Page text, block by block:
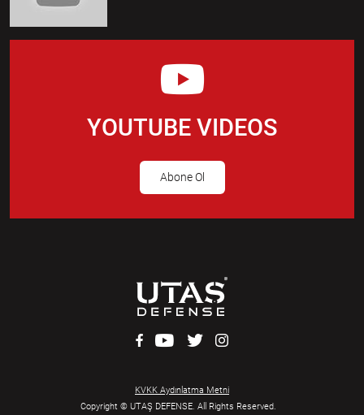
YOUTUBE VIDEOS
Abone Ol
Copyright © UTAŞ DEFENSE. All Rights Reserved.
KVKK Aydınlatma Metni